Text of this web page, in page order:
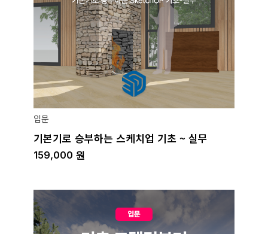
입문
기본기로 승부하는 스케치업 기초 ~ 실무
159,000 원